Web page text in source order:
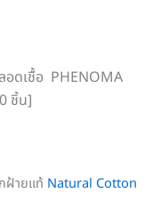
ดเชื้อ PHENOMA
ชิ้น]
ฝ้ายแท้ Natural Cotton